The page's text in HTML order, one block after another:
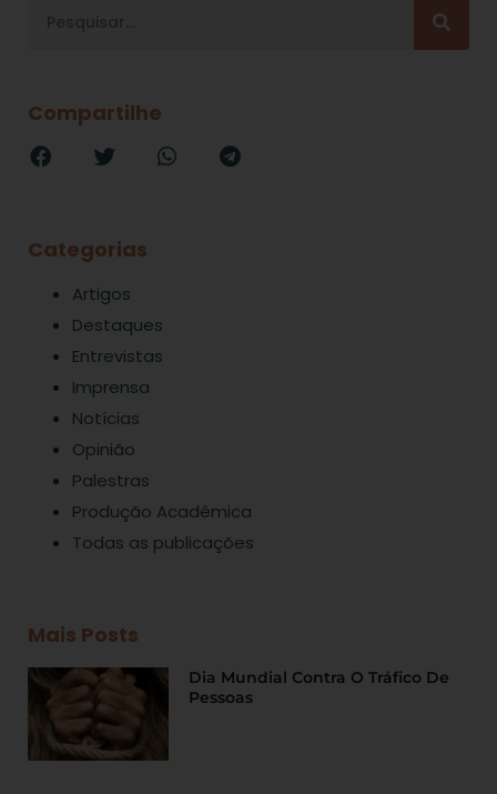
Compartilhe
Categorias
Artigos
Destaques
Entrevistas
Imprensa
Notícias
Opinião
Palestras
Produção Acadêmica
Todas as publicações
Mais Posts
Dia Mundial Contra O Tráfico De
Pessoas